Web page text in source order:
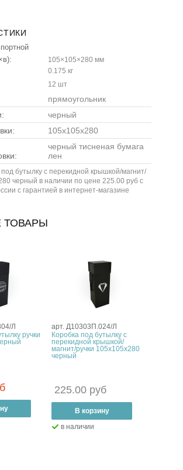
105×105×280 мм
0.175 кг
12 шт
прямоугольник
черный
105x105x280
черный тисненая бумага
лен
бутылку с перекидной крышкой/магнит/
черный в наличии по цене 225.00 руб с
с гарантией в интернет-магазине
ТОВАРЫ
Л
ручки
арт. Д10303П.024/Л
Коробка под бутылку с
перекидной крышкой/
магнит/ручки 105х105х280
черный
225.00 руб
+
В корзину
в наличии